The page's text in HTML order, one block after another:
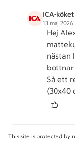
ICA-köket
13 maj 2026
Hej
nästan
bottnar
Så ett
(30x40
This site is protected by